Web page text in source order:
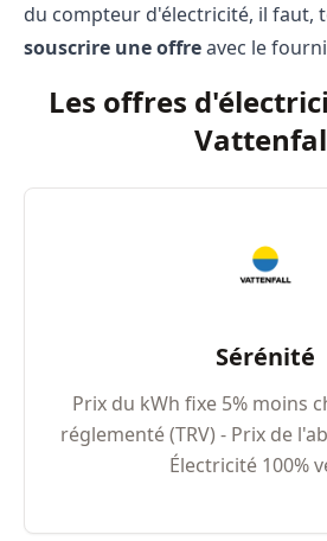
du compteur d'électricité, il faut,
souscrire une offreavec le
Les offres
Sérénité
Prix du kWh fixe 5% moins
réglementé (TRV) - Prix de
Électricité 100%